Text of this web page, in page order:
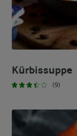
Kürbissuppe
(9)